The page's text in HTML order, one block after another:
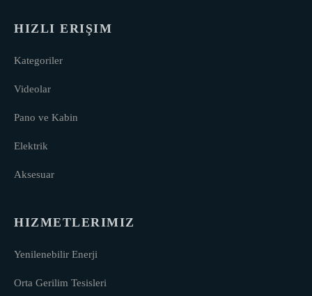
HIZLI ERIŞIM
Kategoriler
Videolar
Pano ve Kabin
Elektrik
Aksesuar
HIZMETLERIMIZ
Yenilenebilir Enerji
Orta Gerilim Tesisleri